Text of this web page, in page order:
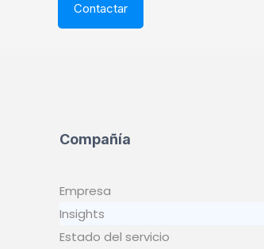
Compañía
Empresa
Insights
Estado del servicio